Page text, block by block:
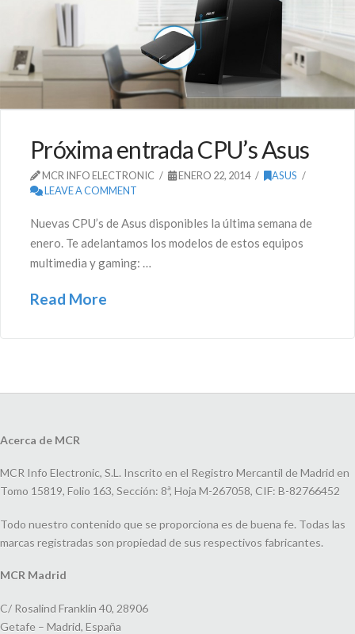
Próxima entrada CPU’s Asus
MCR INFO ELECTRONIC ENERO 22, 2014
ASUS
LEAVE A COMMENT
Nuevas CPU’s de Asus disponibles la última semana de
enero. Te adelantamos los modelos de estos equipos
multimedia y gaming: …
Read More
Acerca de MCR
MCR Info Electronic, S.L. Inscrito en el Registro Mercantil de Madrid en
Tomo 15819, Folio 163, Sección: 8ª, Hoja M-267058, CIF: B-82766452
Todo nuestro contenido que se proporciona es de buena fe. Todas las
marcas registradas son propiedad de sus respectivos fabricantes.
MCR Madrid
C/ Rosalind Franklin 40, 28906
Getafe – Madrid, España